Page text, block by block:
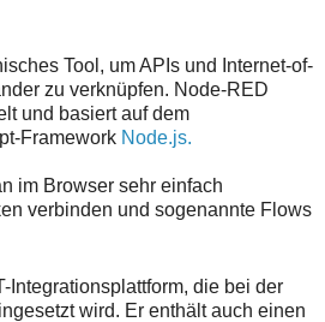
Tool, um APIs und Internet-of-
zu verknüpfen. Node-RED
und basiert auf dem
Framework Node.js.
im Browser sehr einfach
verbinden und sogenannte Flows
Integrationsplattform, die bei der
wird. Er enthält auch einen